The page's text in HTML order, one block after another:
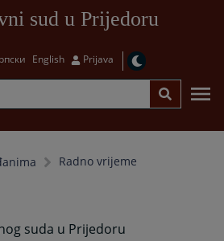
sud u Prijedoru
English Prijava
Radno vrijeme
suda u Prijedoru